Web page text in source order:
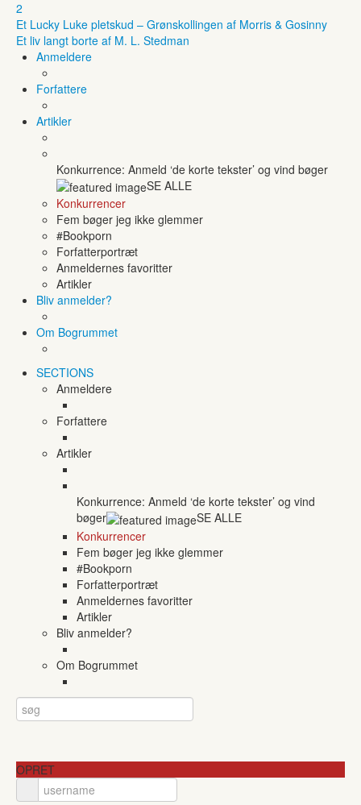
2
Et Lucky Luke pletskud – Grønskollingen af Morris & Gosinny
Et liv langt borte af M. L. Stedman
Anmeldere
Forfattere
Artikler
Konkurrence: Anmeld ‘de korte tekster’ og vind bøger
SE ALLE
Konkurrencer
Fem bøger jeg ikke glemmer
#Bookporn
Forfatterportræt
Anmeldernes favoritter
Artikler
Bliv anmelder?
Om Bogrummet
SECTIONS
Anmeldere
Forfattere
Artikler
Konkurrence: Anmeld ‘de korte tekster’ og vind
bøger
SE ALLE
Konkurrencer
Fem bøger jeg ikke glemmer
#Bookporn
Forfatterportræt
Anmeldernes favoritter
Artikler
Bliv anmelder?
Om Bogrummet
OPRET